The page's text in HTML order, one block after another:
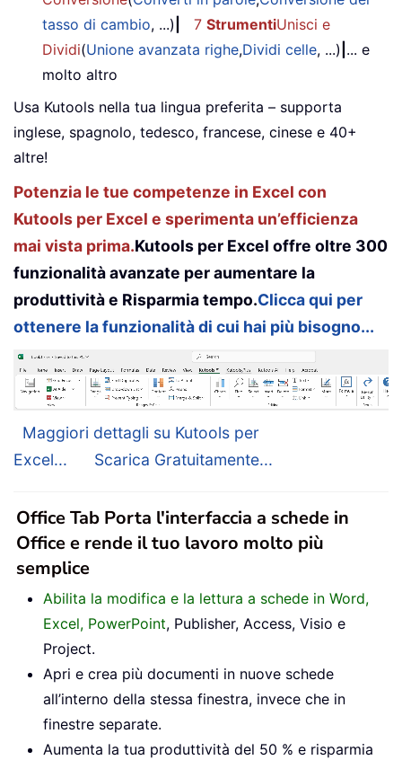
tasso di cambio, ...) 7 StrumentiUnisci e
Dividi(Unione avanzata righe,Dividi celle, ...) ... e
molto altro
Usa Kutools nella tua lingua preferita – supporta
inglese, spagnolo, tedesco, francese, cinese e 40+
altre!
Potenzia le tue competenze in Excel con
Kutools per Excel e sperimenta un’efficienza
mai vista prima.Kutools per Excel offre oltre 300
funzionalità avanzate per aumentare la
produttività e Risparmia tempo.Clicca qui per
ottenere la funzionalità di cui hai più bisogno...
Maggiori dettagli su Kutools per
Excel...
Scarica Gratuitamente...
Office Tab Porta l'interfaccia a schede in
Office e rende il tuo lavoro molto più
semplice
Abilita la modifica e la lettura a schede in Word,
Excel, PowerPoint, Publisher, Access, Visio e
Project.
Apri e crea più documenti in nuove schede
all’interno della stessa finestra, invece che in
finestre separate.
Aumenta la tua produttività del 50 % e risparmia